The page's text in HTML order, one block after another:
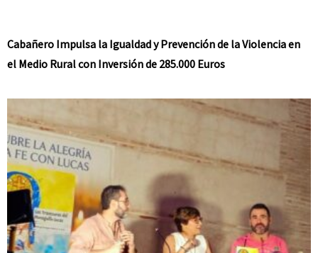
Cabañero Impulsa la Igualdad y Prevención de la Violencia en
el Medio Rural con Inversión de 285.000 Euros